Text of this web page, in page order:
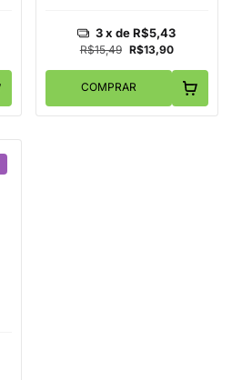
R$15,49 R$13,90
3 x deR$5,43
COMPRAR